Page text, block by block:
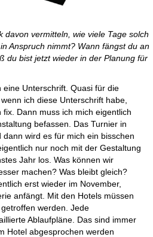
davon vermitteln, wie viele Tage solch
Anspruch nimmt? Wann fängst du an
du bist jetzt wieder in der Planung für
Unterschrift. Quasi für die
ich diese Unterschrift habe,
Dann muss ich mich eigentlich
befassen. Das Turnier in
dann wird es für mich ein bisschen
nur noch mit der Gestaltung
Jahr los. Was können wir
machen? Was bleibt gleich?
erst wieder im November,
anfängt. Mit den Hotels müssen
werden. Jede
Ablaufpläne. Das sind immer
Hotel abgesprochen werden